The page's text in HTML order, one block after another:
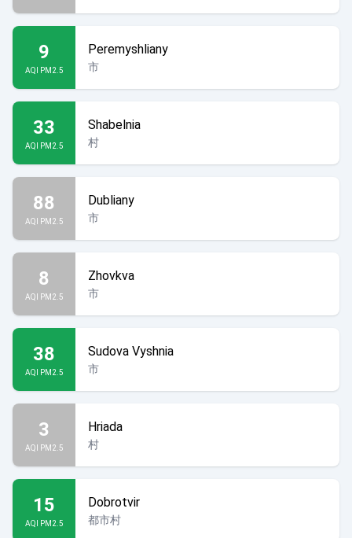
9
AQI PM2.5
Peremyshliany
市
33
AQI PM2.5
Shabelnia
村
88
AQI PM2.5
Dubliany
市
8
AQI PM2.5
Zhovkva
市
38
AQI PM2.5
Sudova Vyshnia
市
3
AQI PM2.5
Hriada
村
15
AQI PM2.5
Dobrotvir
都市村